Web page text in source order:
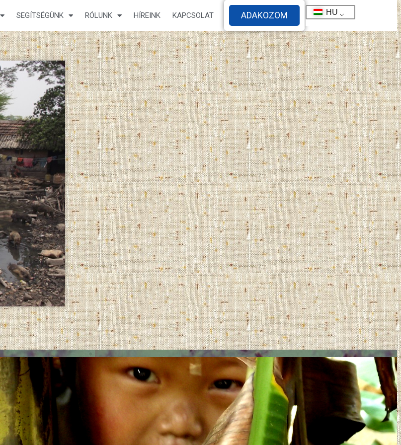
SEGÍTSÉGÜNK RÓLUNK HÍREINK KAPCSOLAT ADAKOZOM HU